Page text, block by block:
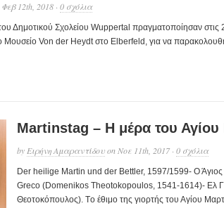
12th, 2018 · 0 σχόλια
Δημοτικού Σχολείου Wuppertal πραγματοποίησαν στις
Μουσείο Von der Heydt στο Εlberfeld, για να
Martinstag – Η μέρα του Αγίου
by Ειρήνη Αμαραντίδουon Νοε 11th, 2017 · 0 σχόλια
Der heilige Martin und der Bettler, 1597/1599- Ο Άγιος
Greco (Domenikos Theotokopoulos, 1541-1614)- Ελ
Θεοτοκόπουλος). Tο έθιμο της γιορτής του Αγίου